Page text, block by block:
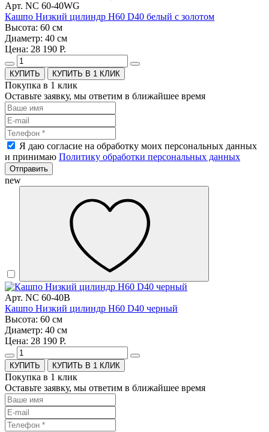
Арт. NC 60-40WG
Кашпо Низкий цилиндр H60 D40 белый с золотом
Высота: 60 см
Диаметр: 40 см
Цена: 28 190 Р.
КУПИТЬ В 1 КЛИК
Покупка в 1 клик
Оставьте заявку, мы ответим в ближайшее время
Я даю согласие на обработку моих персональных данных
и принимаю Политику обработки персональных данных
Отправить
new
Арт. NC 60-40B
Кашпо Низкий цилиндр H60 D40 черный
Высота: 60 см
Диаметр: 40 см
Цена: 28 190 Р.
КУПИТЬ В 1 КЛИК
Покупка в 1 клик
Оставьте заявку, мы ответим в ближайшее время